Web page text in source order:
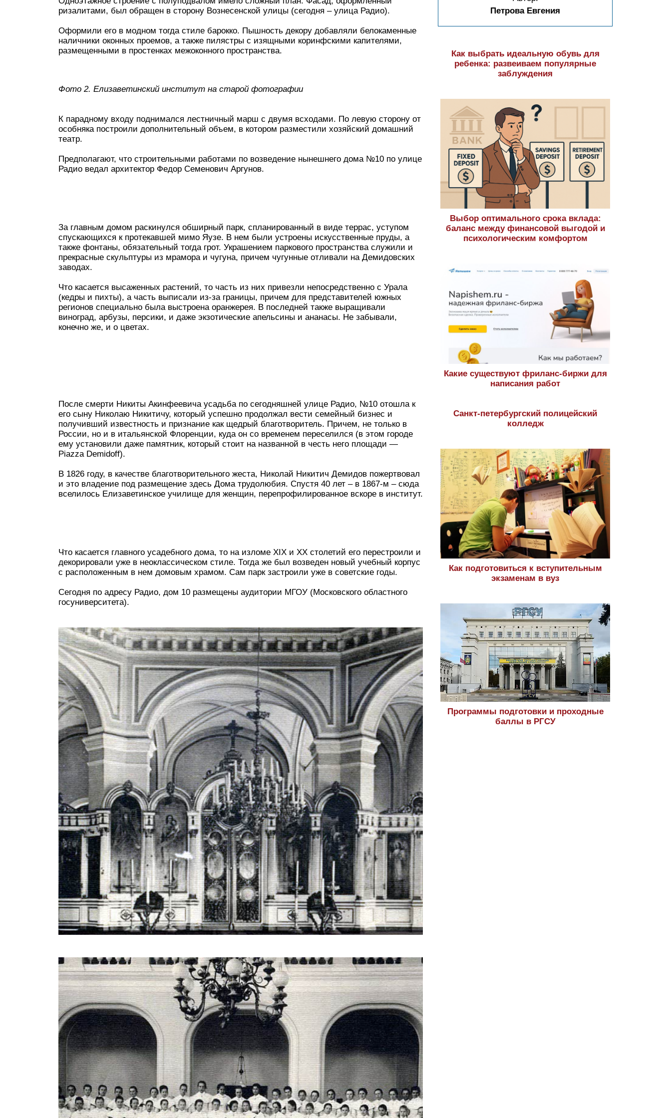
ризалитами, был обращен в сторону Вознесенской улицы (сегодня – улица Радио).
Оформили его в модном тогда стиле барокко. Пышность декору добавляли белокаменные
наличники оконных проемов, а также пилястры с изящными коринфскими капителями,
размещенными в простенках межоконного пространства.
Фото 2. Елизаветинский институт на старой фотографии
К парадному входу поднимался лестничный марш с двумя всходами. По левую сторону от
особняка построили дополнительный объем, в котором разместили хозяйский домашний
театр.
Предполагают, что строительными работами по возведение нынешнего дома №10 по улице
Радио ведал архитектор Федор Семенович Аргунов.
За главным домом раскинулся обширный парк, спланированный в виде террас, уступом
спускающихся к протекавшей мимо Яузе. В нем были устроены искусственные пруды, а
также фонтаны, обязательный тогда грот. Украшением паркового пространства служили и
прекрасные скульптуры из мрамора и чугуна, причем чугунные отливали на Демидовских
заводах.
Что касается высаженных растений, то часть из них привезли непосредственно с Урала
(кедры и пихты), а часть выписали из-за границы, причем для представителей южных
регионов специально была выстроена оранжерея. В последней также выращивали
виноград, арбузы, персики, и даже экзотические апельсины и ананасы. Не забывали,
конечно же, и о цветах.
После смерти Никиты Акинфеевича усадьба по сегодняшней улице Радио, №10 отошла к
его сыну Николаю Никитичу, который успешно продолжал вести семейный бизнес и
получивший известность и признание как щедрый благотворитель. Причем, не только в
России, но и в итальянской Флоренции, куда он со временем переселился (в этом городе
ему установили даже памятник, который стоит на названной в честь него площади —
Piazza Demidoff).
В 1826 году, в качестве благотворительного жеста, Николай Никитич Демидов пожертвовал
и это владение под размещение здесь Дома трудолюбия. Спустя 40 лет – в 1867-м – сюда
вселилось Елизаветинское училище для женщин, перепрофилированное вскоре в институт.
Что касается главного усадебного дома, то на изломе XIX и XX столетий его перестроили и
декорировали уже в неоклассическом стиле. Тогда же был возведен новый учебный корпус
с расположенным в нем домовым храмом. Сам парк застроили уже в советские годы.
Сегодня по адресу Радио, дом 10 размещены аудитории МГОУ (Московского областного
госуниверситета).
Петрова Евгения
Как выбрать идеальную обувь для
ребенка: развеиваем популярные
заблуждения
Выбор оптимального срока вклада:
баланс между финансовой выгодой и
психологическим комфортом
Какие существуют фриланс-биржи для
написания работ
Санкт-петербургский полицейский
колледж
Как подготовиться к вступительным
экзаменам в вуз
Программы подготовки и проходные
баллы в РГСУ